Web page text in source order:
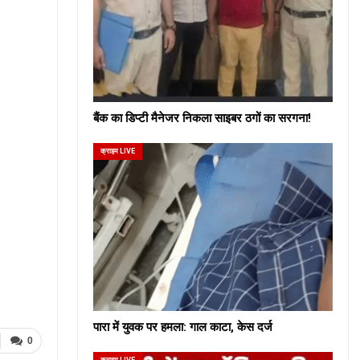
0
बैंक का डिप्टी मैनेजर निकला साइबर ठगों का सरगना!
क्राइम LIVE
पारा में युवक पर हमला: गाल काटा, केस दर्ज